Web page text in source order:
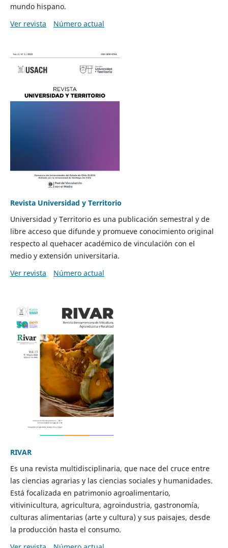
mundo hispano.
Ver revista
Número actual
Revista Universidad y Territorio
Universidad y Territorio es una publicación semestral y de
libre acceso que difunde y promueve conocimiento original
respecto al quehacer académico de vinculación con el
medio y extensión universitaria.
Ver revista
Número actual
RIVAR
Es una revista multidisciplinaria, que nace del cruce entre
las ciencias agrarias y las ciencias sociales y humanidades.
Está focalizada en patrimonio agroalimentario,
vitivinicultura, agricultura, agroindustria, gastronomía,
culturas alimentarias (arte y cultura) y sus paisajes, desde
la producción hasta el consumo.